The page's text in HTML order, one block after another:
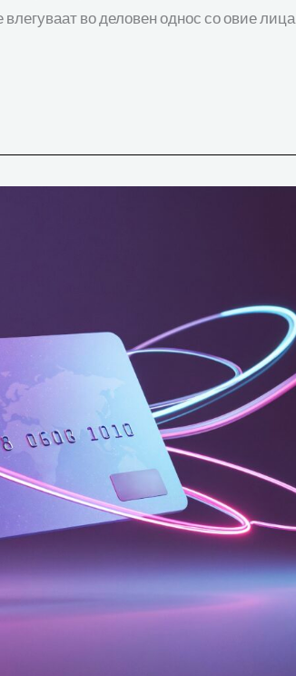
влегуваат во деловен однос со овие лица